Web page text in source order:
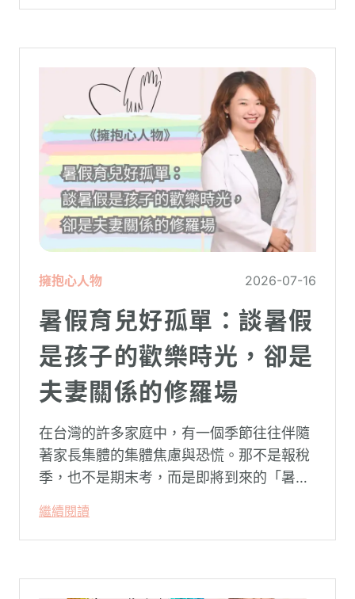
擁抱心人物 2026-07-16
暑假育兒好孤單：談暑假
是孩子的歡樂時光，卻是
夫妻關係的修羅場
在台灣的許多家庭中，有一個季節往往伴隨
著家長集體的集體焦慮與恐慌。那不是報稅
季，也不是期末考，而是即將到來的「暑
家庭，原本由學校與安親班代勞的照顧責
任，瞬間全數倒回家庭系統之內。對許多父
繼續閱讀